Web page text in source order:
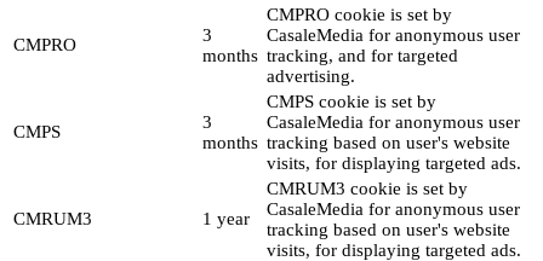
CMPRO
3
months
CMPRO cookie is set by
CasaleMedia for anonymous user
tracking, and for targeted
advertising.
CMPS
3
months
CMPS cookie is set by
CasaleMedia for anonymous user
tracking based on user's website
visits, for displaying targeted ads.
CMRUM3 1 year
CMRUM3 cookie is set by
CasaleMedia for anonymous user
tracking based on user's website
visits, for displaying targeted ads.